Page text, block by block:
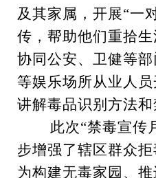
及其家属，开展“一
传，帮助他们重拾生
协同公安、卫健等
等娱乐场所从业人员
讲解毒品识别方法和
此次“禁毒宣传月
步增强了辖区群众
为构建无毒家园、